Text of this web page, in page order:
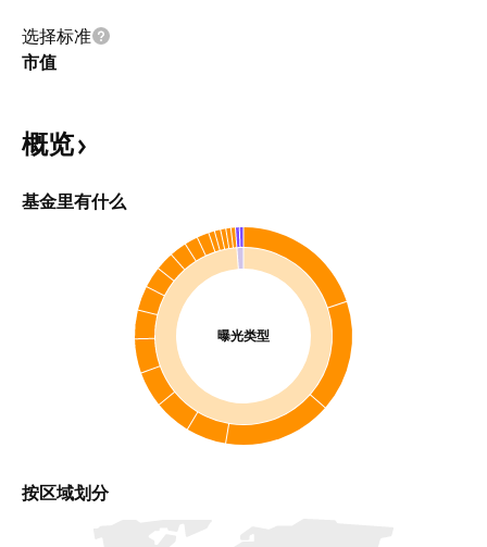
选择标准
市值
概览
基金里有什么
曝光类型
按区域划分